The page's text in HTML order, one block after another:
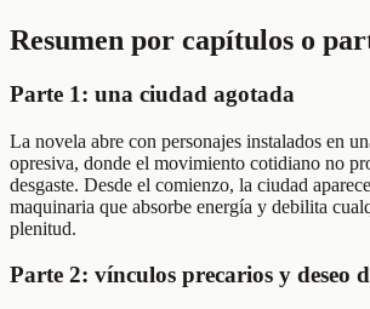
Resumen por capítulos o
Parte 1: una ciudad agotada
La novela abre con personajes instalados en
opresiva, donde el movimiento cotidiano no
desgaste. Desde el comienzo, la ciudad
maquinaria que absorbe energía y debilita
plenitud.
Parte 2: vínculos precarios y deseo